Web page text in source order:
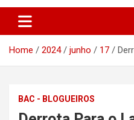
Home 2024 junho 17
BAC - BLOGUEIROS